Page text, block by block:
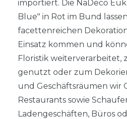
importiert. Die NaDeco
Blue" in Rot im Bund
facettenreichen
Einsatz kommen und
Floristik weiterverarbeitet,
genutzt oder zum
und Geschäftsräumen wir
Restaurants sowie
Ladengeschäften, Büros